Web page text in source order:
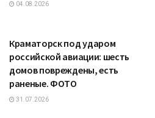
04.08.2026
Краматорск под ударом
российской авиации: шесть
домов повреждены, есть
раненые. ФОТО
31.07.2026